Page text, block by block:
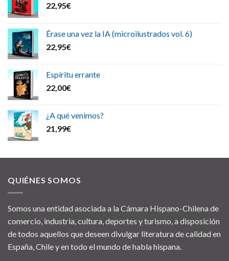
22,95€
Érase una vez la IA (microilustrados vol. 6)
22,95€
Espíritu errante
22,00€
¿A qué venimos?
21,99€
QUIÉNES SOMOS
Somos una entidad asociada a la Cámara Hispano-Chilena de
comercio, industria, cultura, deportes y turismo, a disposición
de todos aquellos que deseen divulgar literatura de calidad en
España, Chile y en todo el mundo de habla hispana.